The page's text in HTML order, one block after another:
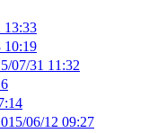
13:33
10:19
07/31 11:32
06/12 09:27